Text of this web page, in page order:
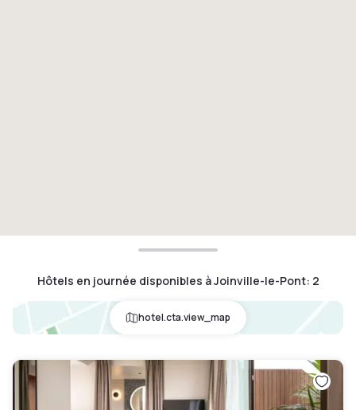
Hôtels en journée disponibles à Joinville-le-Pont: 2
hotel.cta.view_map